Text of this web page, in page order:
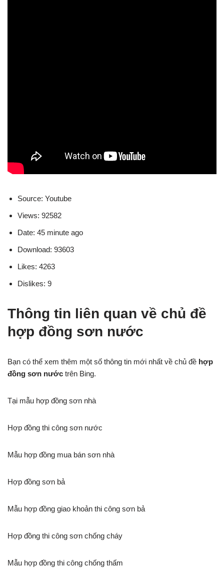
Source: Youtube
Views: 92582
Date: 45 minute ago
Download: 93603
Likes: 4263
Dislikes: 9
Thông tin liên quan về chủ đề
hợp đồng sơn nước
Bạn có thể xem thêm một số thông tin mới nhất về chủ đề hợp
đồng sơn nước trên Bing.
Tại mẫu hợp đồng sơn nhà
Hợp đồng thi công sơn nước
Mẫu hợp đồng mua bán sơn nhà
Hợp đồng sơn bả
Mẫu hợp đồng giao khoản thi công sơn bả
Hợp đồng thi công sơn chống cháy
Mẫu hợp đồng thi công chống thấm